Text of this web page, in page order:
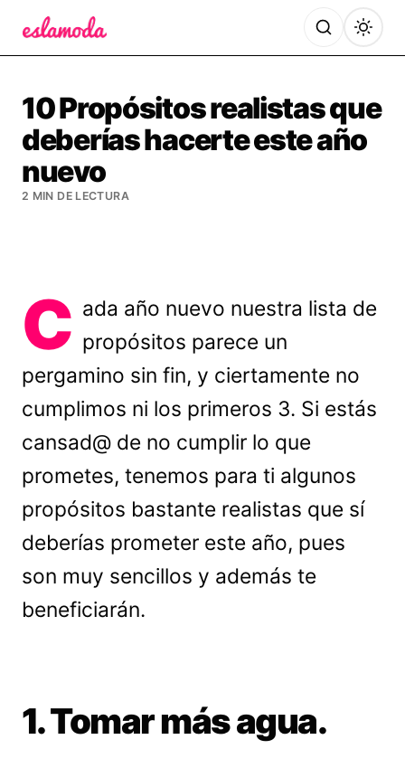
10 Propósitos realistas que
deberías hacerte este año
nuevo
2 MIN DE LECTURA
C ada año nuevo nuestra lista de
propósitos parece un
pergamino sin fin, y ciertamente no
cumplimos ni los primeros 3. Si estás
cansad@ de no cumplir lo que
prometes, tenemos para ti algunos
propósitos bastante realistas que sí
deberías prometer este año, pues
son muy sencillos y además te
beneficiarán.
1. Tomar más agua.